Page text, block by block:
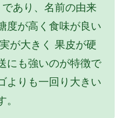
あり、名前の由来
度が高く食味が良い
が大きく 果皮が硬
にも強いのが特徴で
よりも一回り大きい